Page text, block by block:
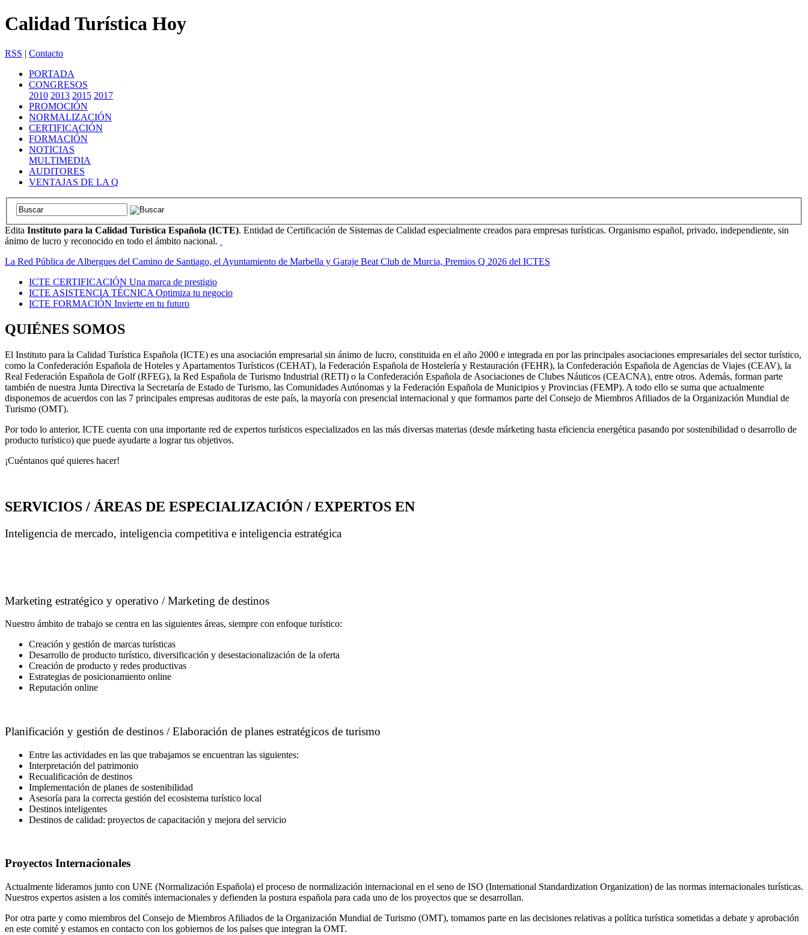
Calidad Turística Hoy
RSS | Contacto
PORTADA
CONGRESOS
2010 2013 2015 2017
PROMOCIÓN
NORMALIZACIÓN
CERTIFICACIÓN
FORMACIÓN
NOTICIAS
MULTIMEDIA
AUDITORES
VENTAJAS DE LA Q
Edita Instituto para la Calidad Turística Española (ICTE). Entidad de Certificación de Sistemas de Calidad especialmente creados para empresas turísticas. Organismo español, privado, independiente, sin
ánimo de lucro y reconocido en todo el ámbito nacional.
La Red Pública de Albergues del Camino de Santiago, el Ayuntamiento de Marbella y Garaje Beat Club de Murcia, Premios Q 2026 del ICTES
ICTE CERTIFICACIÓN Una marca de prestigio
ICTE ASISTENCIA TÉCNICA Optimiza tu negocio
ICTE FORMACIÓN Invierte en tu futuro
QUIÉNES SOMOS
El Instituto para la Calidad Turística Española (ICTE) es una asociación empresarial sin ánimo de lucro, constituida en el año 2000 e integrada en por las principales asociaciones empresariales del sector turístico,
como la Confederación Española de Hoteles y Apartamentos Turísticos (CEHAT), la Federación Española de Hostelería y Restauración (FEHR), la Confederación Española de Agencias de Viajes (CEAV), la
Real Federación Española de Golf (RFEG), la Red Española de Turismo Industrial (RETI) o la Confederación Española de Asociaciones de Clubes Náuticos (CEACNA), entre otros. Además, forman parte
también de nuestra Junta Directiva la Secretaría de Estado de Turismo, las Comunidades Autónomas y la Federación Española de Municipios y Provincias (FEMP). A todo ello se suma que actualmente
disponemos de acuerdos con las 7 principales empresas auditoras de este país, la mayoría con presencial internacional y que formamos parte del Consejo de Miembros Afiliados de la Organización Mundial de
Turismo (OMT).
Por todo lo anterior, ICTE cuenta con una importante red de expertos turísticos especializados en las más diversas materias (desde márketing hasta eficiencia energética pasando por sostenibilidad o desarrollo de
producto turístico) que puede ayudarte a lograr tus objetivos.
¡Cuéntanos qué quieres hacer!
SERVICIOS / ÁREAS DE ESPECIALIZACIÓN / EXPERTOS EN
Inteligencia de mercado, inteligencia competitiva e inteligencia estratégica
Marketing estratégico y operativo / Marketing de destinos
Nuestro ámbito de trabajo se centra en las siguientes áreas, siempre con enfoque turístico:
Creación y gestión de marcas turísticas
Desarrollo de producto turístico, diversificación y desestacionaliza­ción de la oferta
Creación de producto y redes productivas
Estrategias de posicionamiento online
Reputación online
Planificación y gestión de destinos / Elaboración de planes estratégicos de turismo
Entre las actividades en las que trabajamos se encuentran las siguientes:
Interpretación del patrimonio
Recualificación de destinos
Implementación de planes de sostenibilidad
Asesoría para la correcta gestión del ecosistema turístico local
Destinos inteligentes
Destinos de calidad: proyectos de capacitación y mejora del servicio
Proyectos Internacionales
Actualmente lideramos junto con UNE (Normalización Española) el proceso de normalización internacional en el seno de ISO (International Standardization Organization) de las normas internacionales turísticas.
Nuestros expertos asisten a los comités internacionales y defienden la postura española para cada uno de los proyectos que se desarrollan.
Por otra parte y como miembros del Consejo de Miembros Afiliados de la Organización Mundial de Turismo (OMT), tomamos parte en las decisiones relativas a política turística sometidas a debate y aprobación
en este comité y estamos en contacto con los gobiernos de los países que integran la OMT.